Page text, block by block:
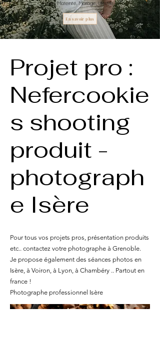
Famille, Maternité, Mariage, Lifestyle
En savoir plus
Projet pro :
Nefercookie
s shooting
produit -
photograph
e Isère
Pour tous vos projets pros, présentation produits
etc.. contactez votre photographe à Grenoble.
Je propose également des séances photos en
Isère, à Voiron, à Lyon, à Chambéry .. Partout en
france !
Photographe professionnel Isère